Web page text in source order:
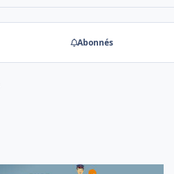
Abonnés